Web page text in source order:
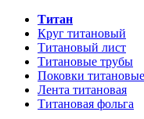
Титан
Круг титановый
Титановый лист
Титановые трубы
Поковки титановые
Лента титановая
Титановая фольга